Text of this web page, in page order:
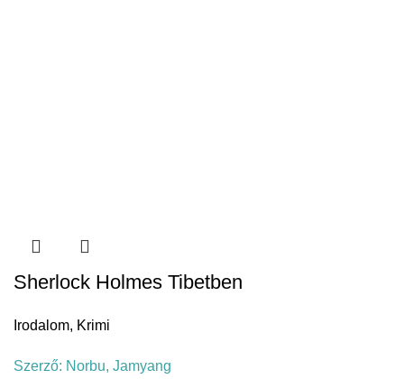
Sherlock Holmes Tibetben
Irodalom, Krimi
Szerző: Norbu, Jamyang